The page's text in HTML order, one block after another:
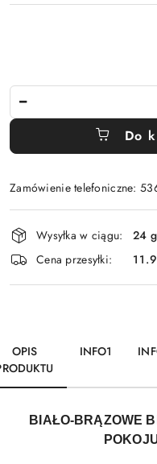
Do
Zamówienie telefoniczne:
Dostępność
i
dostawa
Wysyłka w ciągu:
24
Cena przesyłki:
OPIS
INFO1
BIAŁO-BRĄZOWE